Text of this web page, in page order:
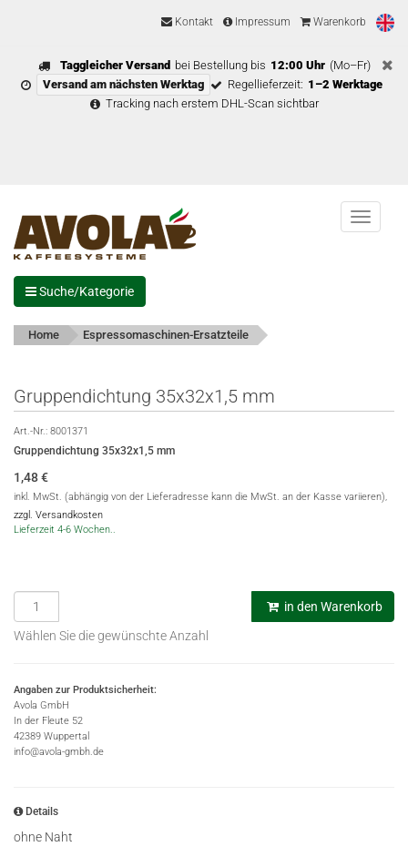
Kontakt Impressum Warenkorb
Taggleicher Versand bei Bestellung bis 12:00 Uhr (Mo–Fr)
Versand am nächsten Werktag
Regellieferzeit: 1–2 Werktage
Tracking nach erstem DHL-Scan sichtbar
Menu
Suche/Kategorie
Home Espressomaschinen-Ersatzteile
Gruppendichtung 35x32x1,5 mm
Art.-Nr.: 8001371
Gruppendichtung 35x32x1,5 mm
1,48€
inkl. MwSt. (abhängig von der Lieferadresse kann die MwSt. an der Kasse variieren),
zzgl. Versandkosten
Lieferzeit 4-6 Wochen..
in den Warenkorb
Wählen Sie die gewünschte Anzahl
Angaben zur Produktsicherheit:
Avola GmbH
In der Fleute 52
42389 Wuppertal
info@avola-gmbh.de
Details
ohne Naht